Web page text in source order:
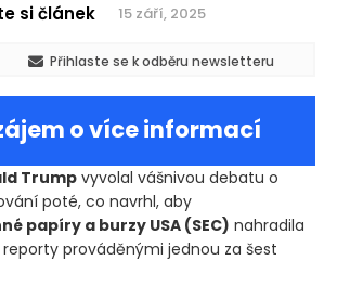
si článek 15 září, 2025
Přihlaste se k odběru newsletteru
o více informací
Trump vyvolal vášnivou debatu o
poté, co navrhl, aby
papíry a burzy USA (SEC) nahradila
prováděnými jednou za šest